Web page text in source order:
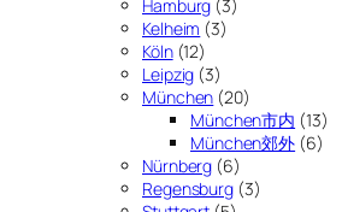
Hamburg (3)
Kelheim (3)
Köln(12)
Leipzig (3)
München (20)
München市内 (13)
München郊外 (6)
Nürnberg (6)
Regensburg (3)